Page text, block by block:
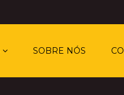
SOBRE NÓS